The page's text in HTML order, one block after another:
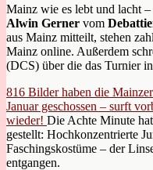
Mainz wie es lebt und lacht
Alwin Gerner vom
aus Mainz mitteilt, stehen
Mainz online. Außerdem
(DCS) über die das Turnier
816 Bilder haben die
Januar geschossen – surft
wieder! Die Achte Minute
gestellt: Hochkonzentrierte
Faschingskostüme – der
entgangen.